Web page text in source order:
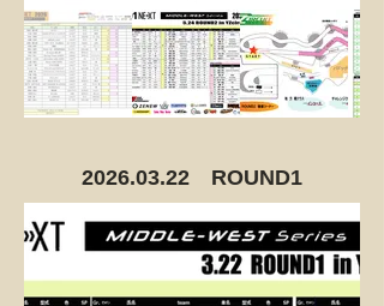
2026.03.22 ROUND1